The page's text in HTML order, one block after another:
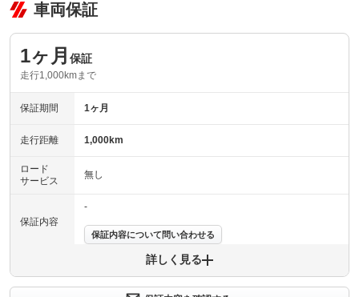
車両保証
1ヶ月 保証
走行1,000kmまで
保証期間 1ヶ月
走行距離 1,000km
ロード
サービス
無し
保証内容
-
保証内容について問い合わせる
詳しく見る